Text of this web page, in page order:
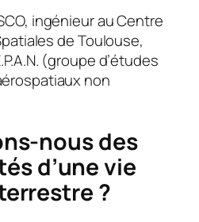
ingénieur au Centre
de Toulouse,
(groupe d’études
non
nous des
d’une vie
?